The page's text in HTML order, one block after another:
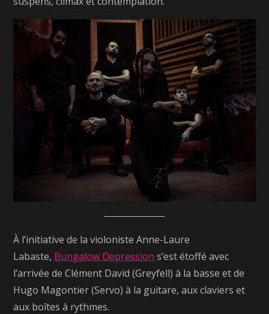
À l’initiative de la violoniste Anne-Laure
Labaste, Bungalow Depression s’est étoffé avec
l’arrivée de Clément David (Greyfell) à la basse et de
Hugo Magontier (Servo) à la guitare, aux claviers et
aux boîtes à rythmes.